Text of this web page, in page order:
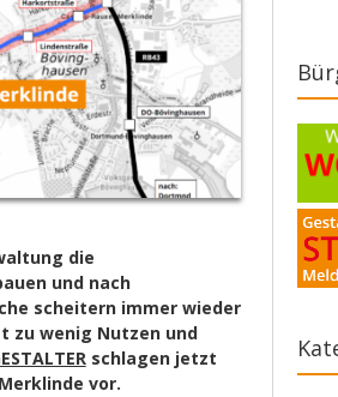
die
und nach
scheitern immer wieder
zu wenig Nutzen und
schlagen jetzt
vor.